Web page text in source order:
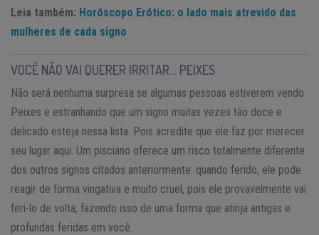
Leia também: Horóscopo Erótico: o lado mais atrevido das
mulheres de cada signo
VOCÊ NÃO VAI QUERER IRRITAR… PEIXES
Não será nenhuma surpresa se algumas pessoas estiverem vendo
Peixes e estranhando que um signo muitas vezes tão doce e
delicado esteja nessa lista. Pois acredite que ele faz por merecer
seu lugar aqui. Um pisciano oferece um risco totalmente diferente
dos outros signos citados anteriormente: quando ferido, ele pode
reagir de forma vingativa e muito cruel, pois ele provavelmente vai
feri-lo de volta, fazendo isso de uma forma que atinja antigas e
profundas feridas em você.